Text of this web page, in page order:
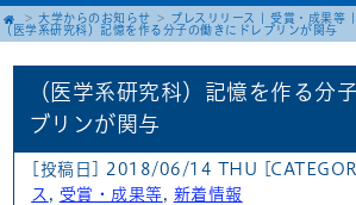
大学からのお知らせ プレスリリース 受賞・成果等
（医学系研究科）記憶を作る分子の働きにドレブリンが関与
（医学系研究科）記憶を作る分
ブリンが関与
[投稿日] 2018/06/14 THU
ス , 受賞・成果等 , 新着情報